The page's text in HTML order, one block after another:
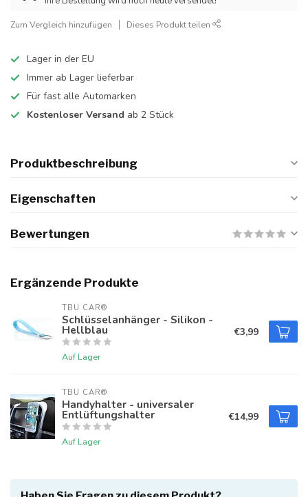
Zum Vergleich hinzufügen Dieses Produkt teilen
Lager in der EU
Immer ab Lager lieferbar
Für fast alle Automarken
Kostenloser Versand ab 2 Stück
Produktbeschreibung
Eigenschaften
Bewertungen
Ergänzende Produkte
TBU CAR®
Schlüsselanhänger - Silikon -
Hellblau
Auf Lager
€3,99
TBU CAR®
Handyhalter - universaler
Entlüftungshalter
Auf Lager
€14,99